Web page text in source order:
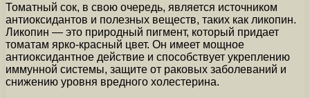
Томатный сок, в свою очередь, является источником
антиоксидантов и полезных веществ, таких как ликопин.
Ликопин — это природный пигмент, который придает
томатам ярко-красный цвет. Он имеет мощное
антиоксидантное действие и способствует укреплению
иммунной системы, защите от раковых заболеваний и
снижению уровня вредного холестерина.